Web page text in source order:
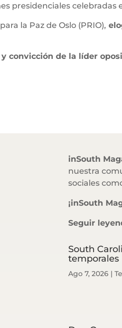
presidenciales celebradas
la Paz de Oslo (PRIO),
convicción de la líder
inSouth
nuestra
sociales
¡inSouth
Seguir
South
temporales
Ago 7, 2026|